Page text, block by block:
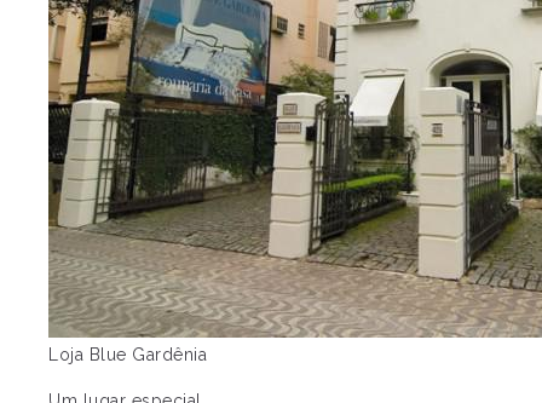
Loja Blue Gardênia